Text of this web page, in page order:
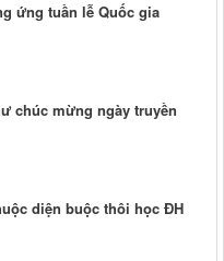
ứng tuần lễ Quốc gia
chúc mừng ngày truyền
diện buộc thôi học ĐH